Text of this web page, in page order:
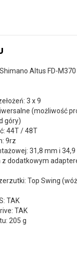
Altus FD-
3 x 9
(możliwość
góry)
44T / 48T
9rz
31,8 mm i
dodatkowym
Top Swing
TAK
TAK
205 g